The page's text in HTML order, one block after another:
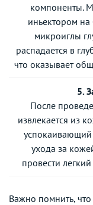
компоненты.
иньектором
микроиглы
распадается в
что оказывает
5.
После
извлекается из
успокаивающий
ухода за
провести
Важно помнить,